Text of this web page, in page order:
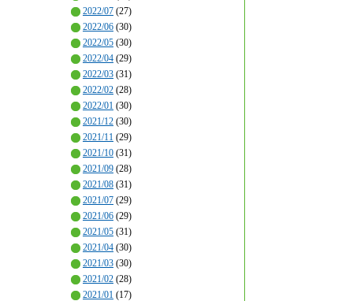
2022/07 (27)
2022/06 (30)
2022/05 (30)
2022/04 (29)
2022/03 (31)
2022/02 (28)
2022/01 (30)
2021/12 (30)
2021/11 (29)
2021/10 (31)
2021/09 (28)
2021/08 (31)
2021/07 (29)
2021/06 (29)
2021/05 (31)
2021/04 (30)
2021/03 (30)
2021/02 (28)
2021/01 (17)